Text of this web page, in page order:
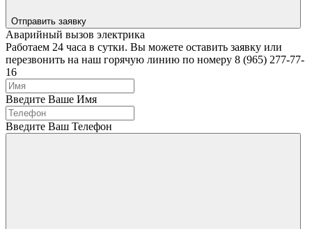
Отправить заявку
Аварийный вызов электрика
Работаем 24 часа в сутки. Вы можете оставить заявку или
перезвонить на наш горячую линию по номеру 8 (965) 277-77-
16
Введите Ваше Имя
Введите Ваш Телефон